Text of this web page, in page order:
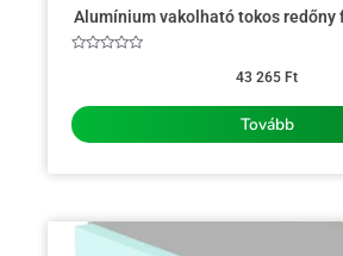
Alumínium vakolható tokos
43 265 Ft
Tovább